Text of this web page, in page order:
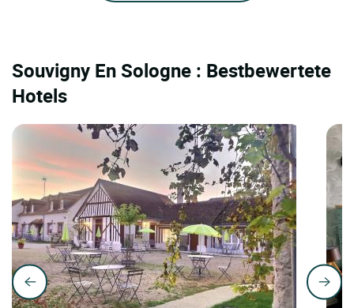
Souvigny En Sologne : Bestbewertete
Hotels